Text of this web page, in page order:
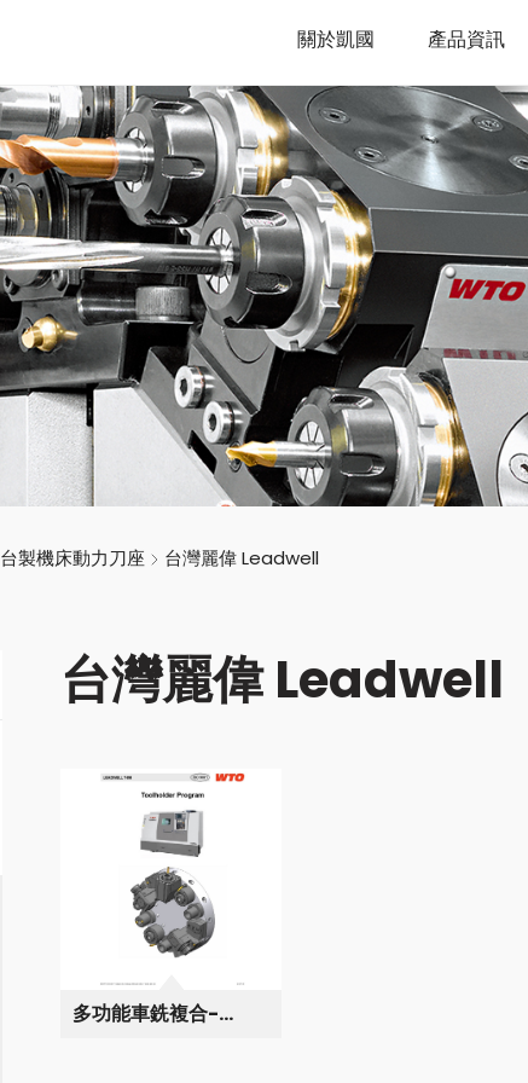
關於凱國 產品資訊
台製機床動力刀座 台灣麗偉 Leadwell
台灣麗偉 Leadwell
多功能車銑複合-